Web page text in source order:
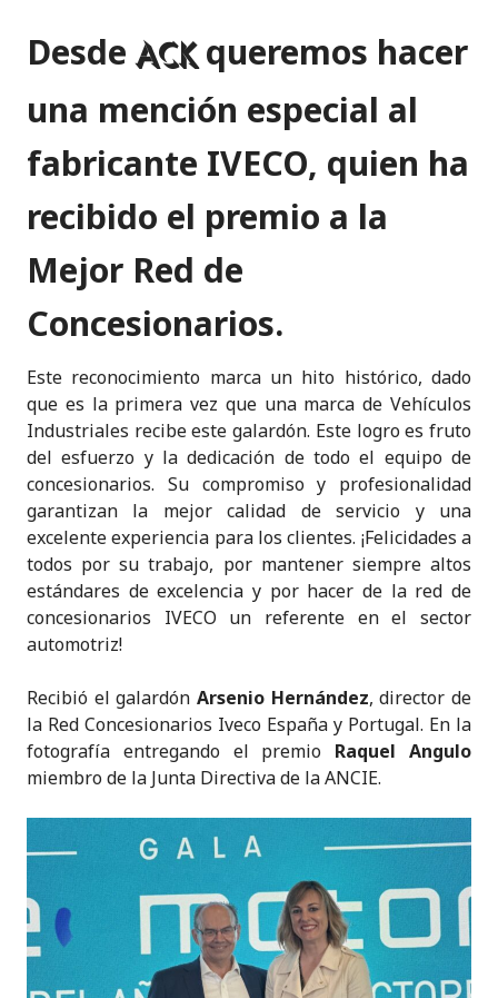
DesdeACKqueremos hacer
una mención especial al
fabricante IVECO, quien ha
recibido el premio a la
Mejor Red de
Concesionarios.
Este reconocimiento marca un hito histórico, dado
que es la primera vez que una marca de Vehículos
Industriales recibe este galardón. Este logro es fruto
del esfuerzo y la dedicación de todo el equipo de
concesionarios. Su compromiso y profesionalidad
garantizan la mejor calidad de servicio y una
excelente experiencia para los clientes. ¡Felicidades a
todos por su trabajo, por mantener siempre altos
estándares de excelencia y por hacer de la red de
concesionarios IVECO un referente en el sector
automotriz!
Recibió el galardón Arsenio Hernández, director de
la Red Concesionarios Iveco España y Portugal. En la
fotografía entregando el premio Raquel Angulo
miembro de la Junta Directiva de la ANCIE.